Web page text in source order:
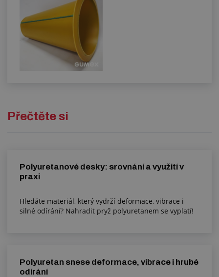
Přečtěte si
Polyuretanové desky: srovnání a využití v
praxi
Hledáte materiál, který vydrží deformace, vibrace i
silné odírání? Nahradit pryž polyuretanem se vyplatí!
Polyuretan snese deformace, vibrace i hrubé
odírání